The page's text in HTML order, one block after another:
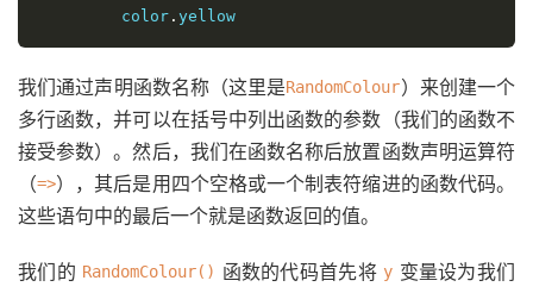
         color
. yellow
我们通过声明函数名称（这里是RandomColour）来创建一个
多行函数，并可以在括号中列出函数的参数（我们的函数不
接受参数）。然后，我们在函数名称后放置函数声明运算符
（=>），其后是用四个空格或一个制表符缩进的函数代码。
这些语句中的最后一个就是函数返回的值。
我们的 RandomColour() 函数的代码首先将 y 变量设为我们